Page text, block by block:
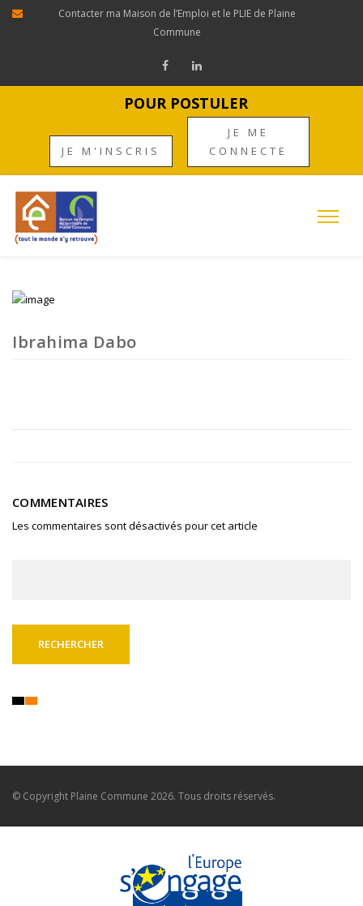
Contacter ma Maison de l’Emploi et le PLIE de Plaine
Commune
POUR POSTULER
JE M'INSCRIS
JE ME
CONNECTE
Ibrahima Dabo
COMMENTAIRES
Les commentaires sont désactivés pour cet article
© Copyright Plaine Commune 2026. Tous droits réservés.